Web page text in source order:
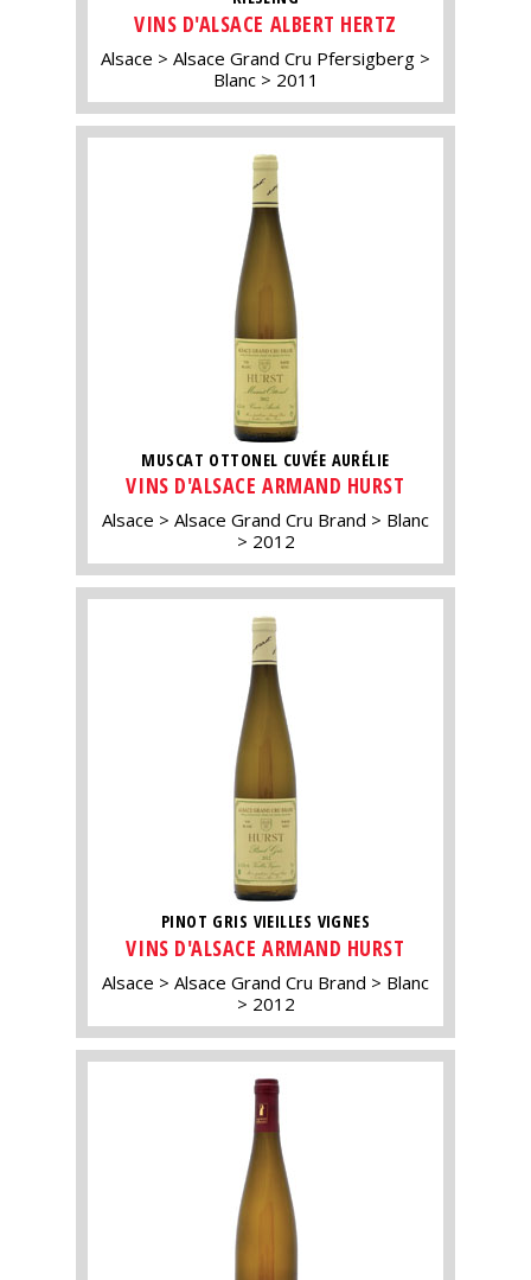
VINS D'ALSACE ALBERT HERTZ
Alsace
Alsace Grand Cru Pfersigberg
Blanc
2011
MUSCAT OTTONEL CUVÉE AURÉLIE
VINS D'ALSACE ARMAND HURST
Alsace Alsace Grand Cru Brand
Blanc
2012
PINOT GRIS VIEILLES VIGNES
VINS D'ALSACE ARMAND HURST
Alsace Alsace Grand Cru Brand
Blanc
2012